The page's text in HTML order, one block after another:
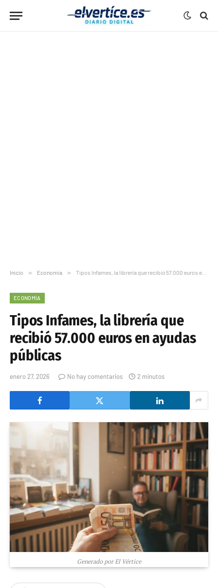
Inicio » Economía » Tipos Infames, la librería que recibió 57.000 euros en ayudas públicas
ECONOMÍA
Tipos Infames, la librería que
recibió 57.000 euros en ayudas
públicas
enero 27, 2026 No hay comentarios 2 minutos
Generado por El Vértice